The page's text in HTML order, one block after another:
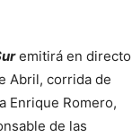
emitirá en directo
Abril, corrida de
Enrique Romero,
de las